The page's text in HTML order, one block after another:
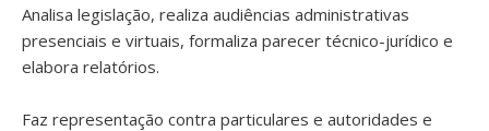
Analisa legislação, realiza audiências administrativas
presenciais e virtuais, formaliza parecer técnico-jurídico e
elabora relatórios.
Faz representação contra particulares e autoridades e